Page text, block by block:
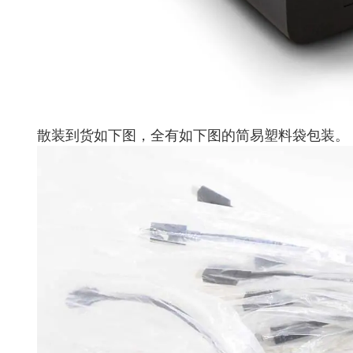
散装到货如下图，全有如下图的简易塑料袋包装。